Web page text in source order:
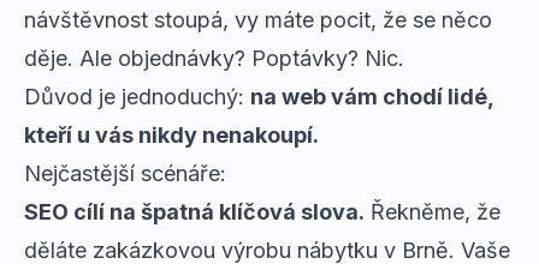
návštěvnost stoupá, vy máte pocit, že se něco
děje. Ale objednávky? Poptávky? Nic.
Důvod je jednoduchý: na web vám chodí lidé,
kteří u vás nikdy nenakoupí.
Nejčastější scénáře:
SEO cílí na špatná klíčová slova. Řekněme, že
děláte zakázkovou výrobu nábytku v Brně. Vaše